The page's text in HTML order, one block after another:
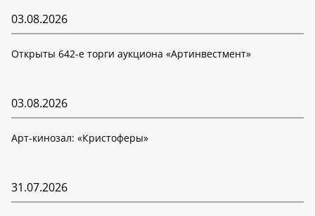
03.08.2026
Открыты 642-е торги аукциона «Артинвестмент»
03.08.2026
Арт-кинозал: «Кристоферы»
31.07.2026